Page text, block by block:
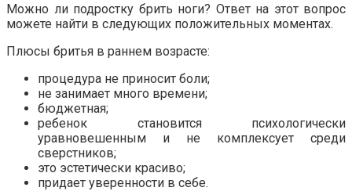
Можно ли подростку брить ноги? Ответ на этот вопрос
можете найти в следующих положительных моментах.
Плюсы бритья в раннем возрасте:
процедура не приносит боли;
не занимает много времени;
бюджетная;
ребенок становится психологически
уравновешенным и не комплексует среди
сверстников;
это эстетически красиво;
придает уверенности в себе.